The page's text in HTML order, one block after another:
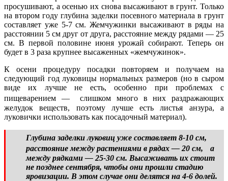
просушивают, а осенью их снова высаживают в грунт. Только
на втором году глубина заделки посевного материала в грунт
составляет уже 5-7 см. Жемчужинки высаживают в ряды на
расстоянии 5 см друг от друга, расстояние между рядами — 25
см. В первой половине июня урожай собирают. Теперь он
будет в 3 раза крупнее высаженных «жемчужинок».
К осени процедуру посадки повторяем и получаем на
следующий год луковицы нормальных размеров (но в сыром
виде их лучше не есть, особенно при проблемах с
пищеварением — слишком много в них раздражающих
желудок веществ, поэтому лучше есть листья анзура, а
луковички использовать как посадочный материал).
Глубина заделки луковиц уже составляет 8-10 см,
расстояние между растениями в рядах — 20 см, а
между рядками — 25-30 см. Высаживать их стоит
не позднее сентября, чтобы они прошли стадию
яровизации. В этом случае они делятся на 4-6 долей.